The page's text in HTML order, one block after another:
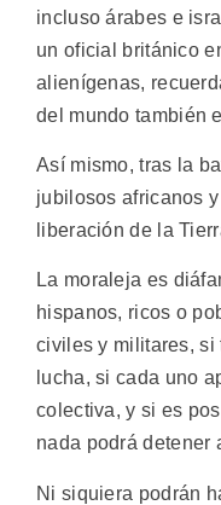
incluso árabes e
un oficial británico
alienígenas,
del mundo también
Así mismo, tras la
jubilosos africanos
liberación de la
La moraleja es
hispanos, ricos o
civiles y militares, si
lucha, si cada uno
colectiva, y si es
nada podrá detener
Ni siquiera podrán